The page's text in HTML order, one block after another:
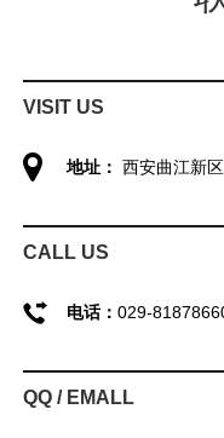
VISIT US
地址： 西安曲江新
CALL US
电话： 029-
QQ / EMALL